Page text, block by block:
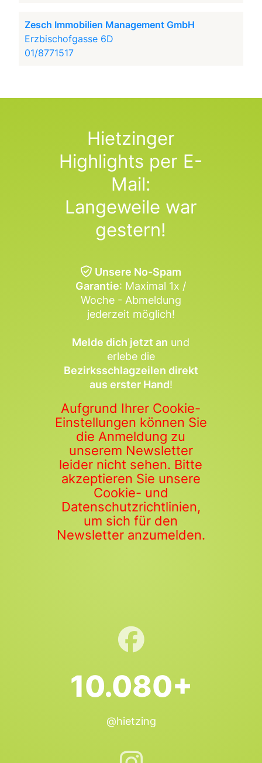
Zesch Immobilien Management GmbH
Erzbischofgasse 6D
01/8771517
Hietzinger
Highlights per E-
Mail:
Langeweile war
gestern!
Unsere No-Spam
Garantie: Maximal 1x /
Woche - Abmeldung
jederzeit möglich!
Melde dich jetzt an und
erlebe die
Bezirksschlagzeilen direkt
aus erster Hand!
Aufgrund Ihrer Cookie-
Einstellungen können Sie
die Anmeldung zu
unserem Newsletter
leider nicht sehen. Bitte
akzeptieren Sie unsere
Cookie- und
Datenschutzrichtlinien,
um sich für den
Newsletter anzumelden.
10.080+
@hietzing